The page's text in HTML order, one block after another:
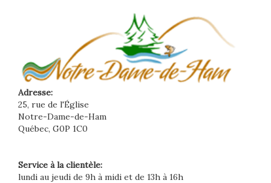
Adresse:
25, rue de l'Église
Notre-Dame-de-Ham
Québec, G0P 1C0
Service à la clientèle:
lundi au jeudi de 9h à midi et de 13h à 16h